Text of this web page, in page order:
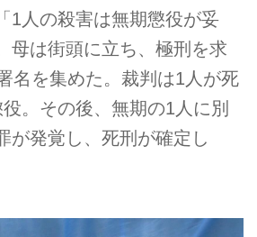
1人の殺害は無期懲役が妥
母は街頭に立ち、極刑を求
名を集めた。裁判は1人が死
。その後、無期の1人に別
が発覚し、死刑が確定し